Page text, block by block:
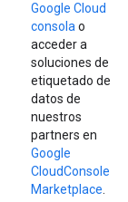
Google Cloud
consola o
acceder a
soluciones de
etiquetado de
datos de
nuestros
partners en
Google
CloudConsole
Marketplace